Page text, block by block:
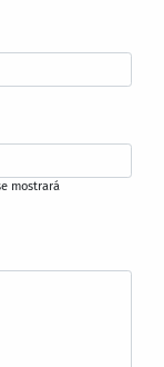
mostrará